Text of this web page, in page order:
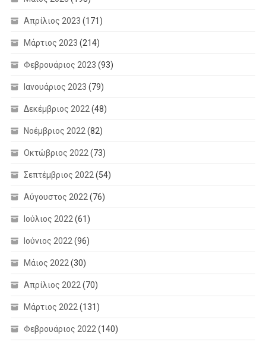
Απρίλιος 2023 (171)
Μάρτιος 2023 (214)
Φεβρουάριος 2023 (93)
Ιανουάριος 2023 (79)
Δεκέμβριος 2022(48)
Νοέμβριος 2022(82)
Οκτώβριος 2022(73)
Σεπτέμβριος 2022(54)
Αύγουστος 2022(76)
Ιούλιος 2022(61)
Ιούνιος 2022(96)
Μάιος 2022(30)
Απρίλιος 2022(70)
Μάρτιος 2022(131)
Φεβρουάριος 2022(140)